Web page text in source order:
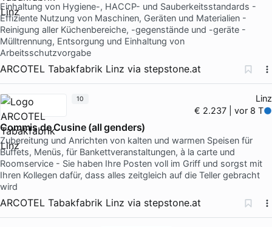
Einhaltung von Hygiene-, HACCP- und Sauberkeitsstandards -
Effiziente Nutzung von Maschinen, Geräten und Materialien -
Reinigung aller Küchenbereiche, -gegenstände und -geräte -
Mülltrennung, Entsorgung und Einhaltung von
Arbeitsschutzvorgabe
ARCOTEL Tabakfabrik Linz via stepstone.at
Linz
€ 2.237 | vor 8 T
Commis de Cusine (all genders)
Zubereitung und Anrichten von kalten und warmen Speisen für
Buffets, Menüs, für Bankettveranstaltungen, à la carte und
Roomservice - Sie haben Ihre Posten voll im Griff und sorgst mit
Ihren Kollegen dafür, dass alles zeitgleich auf die Teller gebracht
wird
ARCOTEL Tabakfabrik Linz via stepstone.at
10